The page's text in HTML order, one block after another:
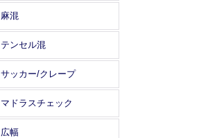
麻混
テンセル混
サッカー/クレープ
マドラスチェック
広幅